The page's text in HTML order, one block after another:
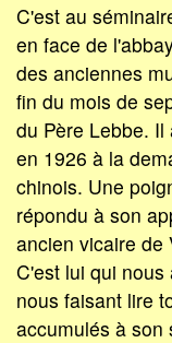
C'est au
en face de
des anciennes
fin du mois de
du Père Lebbe.
en 1926 à la
chinois. Une
répondu à son
ancien vicaire de
C'est lui qui
nous faisant lire
accumulés à son